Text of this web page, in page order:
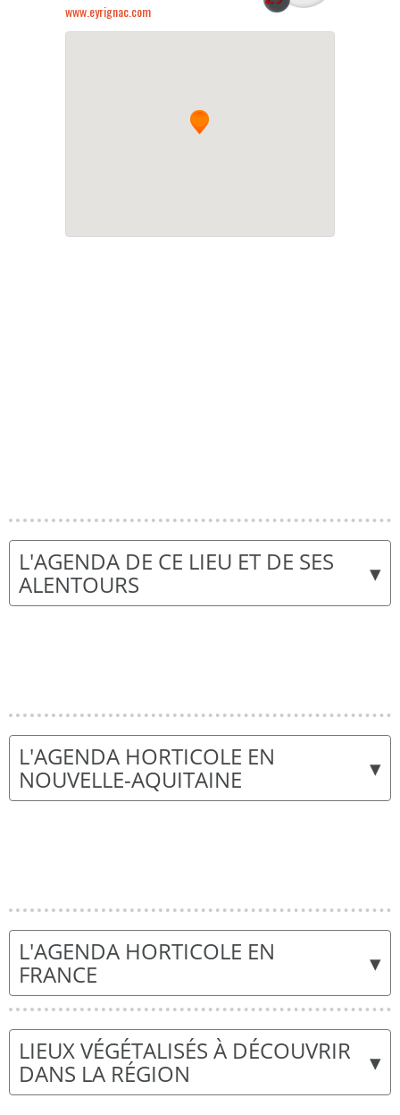
www.eyrignac.com
▾
L'AGENDA DE CE LIEU ET DE SES
ALENTOURS
▾
L'AGENDA HORTICOLE EN
NOUVELLE-AQUITAINE
▾
L'AGENDA HORTICOLE EN
FRANCE
▾
LIEUX VÉGÉTALISÉS À DÉCOUVRIR
DANS LA RÉGION